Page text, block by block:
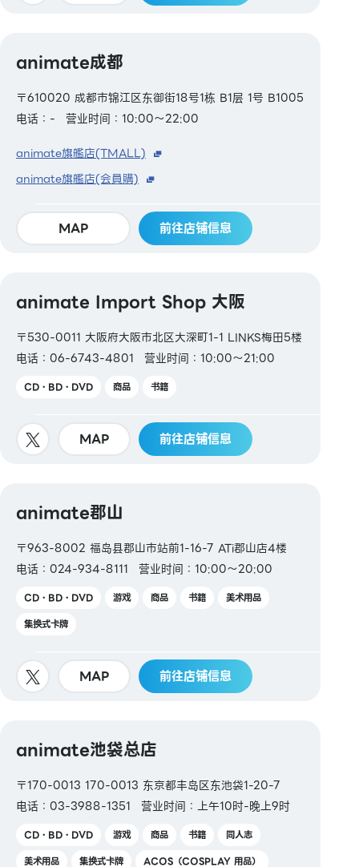
animate成都
〒610020 成都市锦江区东御街18号1栋 B1层 1号 B1005
电话：-
营业时间：10:00～22:00
animate旗艦店(TMALL)
animate旗艦店(会員購)
MAP 前往店铺信息
animate Import Shop 大阪
〒530-0011 大阪府大阪市北区大深町1-1 LINKS梅田5楼
电话：06-6743-4801
营业时间：10:00～21:00
CD・BD・DVD 商品 书籍
MAP 前往店铺信息
animate郡山
〒963-8002 福岛县郡山市站前1-16-7 ATi郡山店4楼
电话：024-934-8111
营业时间：10:00～20:00
CD・BD・DVD 游戏 商品 书籍
美术用品
集换式卡牌
MAP 前往店铺信息
animate池袋总店
〒170-0013 170-0013 东京都丰岛区东池袋1-20-7
电话：03-3988-1351
营业时间：上午10时-晚上9时
CD・BD・DVD 游戏 商品 书籍
同人志
美术用品
集换式卡牌 ACOS（COSPLAY 用品）